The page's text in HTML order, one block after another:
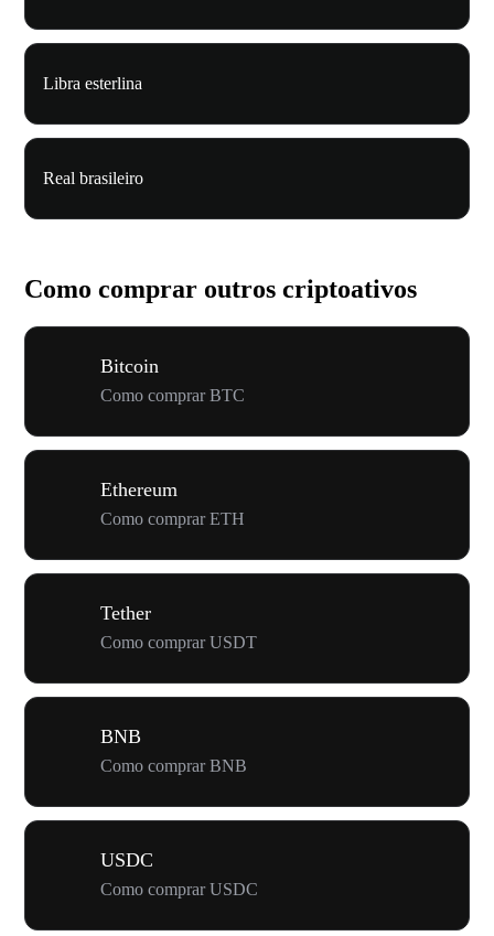
Libra esterlina
Real brasileiro
Como comprar outros criptoativos
Bitcoin
Como comprar BTC
Ethereum
Como comprar ETH
Tether
Como comprar USDT
BNB
Como comprar BNB
USDC
Como comprar USDC